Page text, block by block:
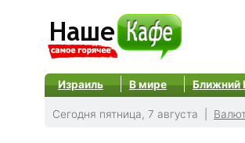
Израиль В мире Ближний
Сегодня пятница, 7 августа |